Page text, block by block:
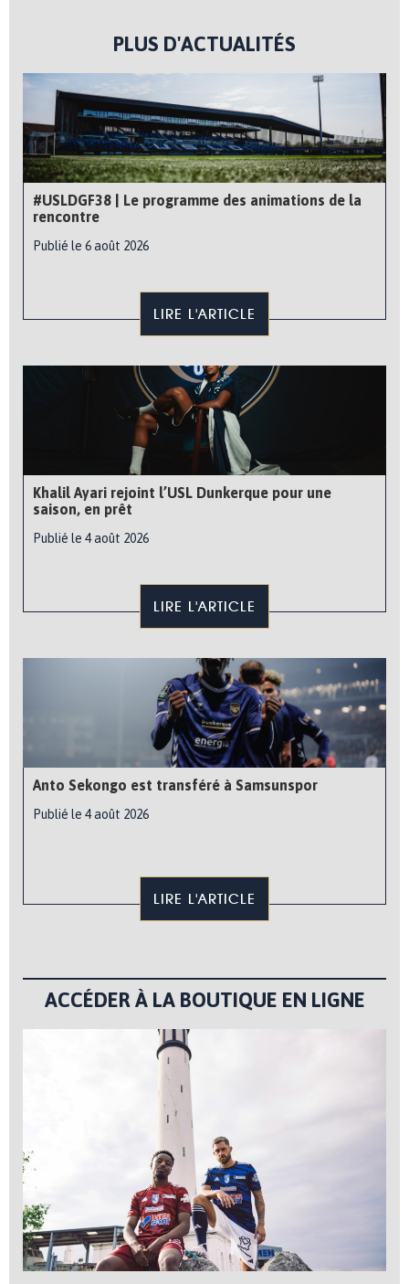
PLUS D'ACTUALITÉS
#USLDGF38 | Le programme des animations de la
rencontre
Publié le 6 août 2026
LIRE L'ARTICLE
Khalil Ayari rejoint l’USL Dunkerque pour une
saison, en prêt
Publié le 4 août 2026
LIRE L'ARTICLE
Anto Sekongo est transféré à Samsunspor
Publié le 4 août 2026
LIRE L'ARTICLE
ACCÉDER À LA BOUTIQUE EN LIGNE